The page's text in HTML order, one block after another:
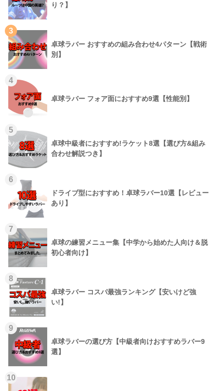
り？】
3
卓球ラバー おすすめの組み合わせ4パターン【戦術
別】
4
卓球ラバー フォア面におすすめ9選【性能別】
5
卓球中級者におすすめ!ラケット8選【選び方&組み
合わせ解説つき】
6
ドライブ型におすすめ！卓球ラバー10選【レビュー
あり】
7
卓球の練習メニュー集【中学から始めた人向け＆脱
初心者向け】
8
卓球ラバー コスパ最強ランキング【安いけど強
い!】
9
卓球ラバーの選び方【中級者向けおすすめラバー9
選】
10